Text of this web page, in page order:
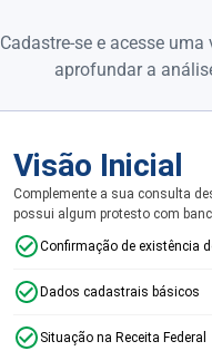
Cadastre-se e acesse
aprofundar a
Visão Inicial
Complemente a sua consulta
possui algum protesto com
Confirmação de existência
Dados cadastrais básicos
Situação na Receita Federal